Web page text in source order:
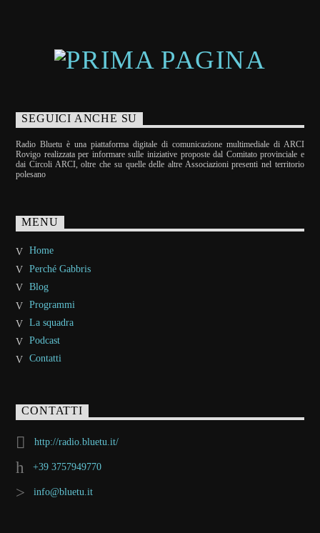
SEGUICI ANCHE SU
Radio Bluetu è una piattaforma digitale di comunicazione multimediale di ARCI
Rovigo realizzata per informare sulle iniziative proposte dal Comitato provinciale e
dai Circoli ARCI, oltre che su quelle delle altre Associazioni presenti nel territorio
polesano
MENU
Home
Perché Gabbris
Blog
Programmi
La squadra
Podcast
Contatti
CONTATTI
http://radio.bluetu.it/
+39 3757949770
info@bluetu.it